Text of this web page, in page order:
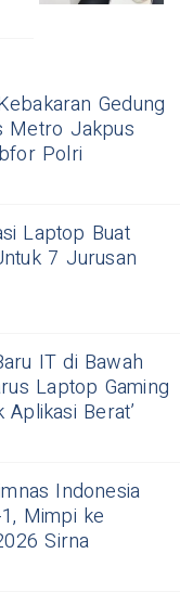
Gedung
Metro Jakpus
Polri
Laptop Buat
7 Jurusan
IT di Bawah
Laptop Gaming
Berat’
Indonesia
Mimpi ke
Sirna